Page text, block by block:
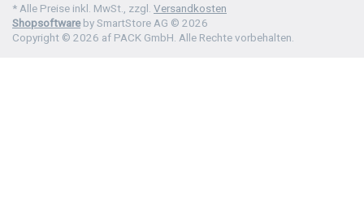
* Alle Preise inkl. MwSt., zzgl. Versandkosten
Shopsoftwareby SmartStore AG © 2026
Copyright © 2026 af PACK GmbH. Alle Rechte vorbehalten.